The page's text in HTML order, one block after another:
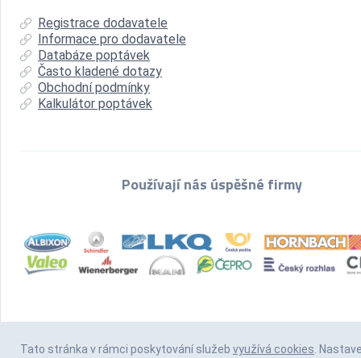
Registrace dodavatele
Informace pro dodavatele
Databáze poptávek
Často kladené dotazy
Obchodní podmínky
Kalkulátor poptávek
Používají nás úspěšné firmy
Tato stránka v rámci poskytování služeb využívá cookies.